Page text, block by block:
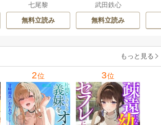
としていく（挿絵
版） 1巻
七尾黎
無料立読み
測所で先任の観測
員とあたしが朝ま
で放さない（挿絵
武田鉄心
無料立読み
もっと見る
2位 3位